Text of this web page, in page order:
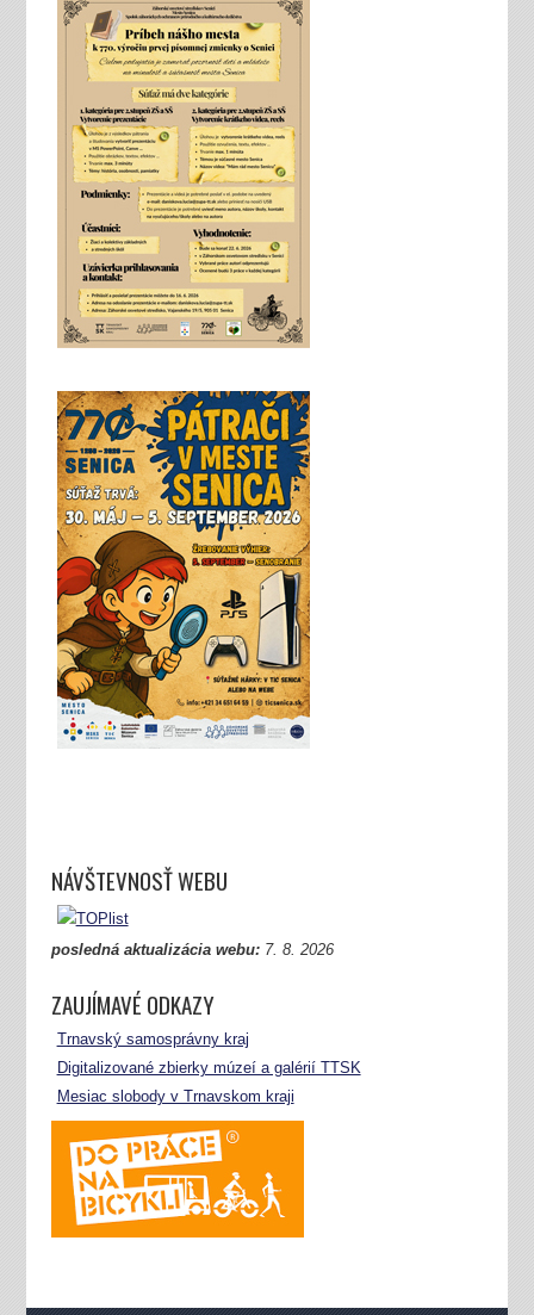
NÁVŠTEVNOSŤ WEBU
posledná aktualizácia webu:7. 8. 2026
ZAUJÍMAVÉ ODKAZY
Trnavský samosprávny kraj
Digitalizované zbierky múzeí a galérií TTSK
Mesiac slobody v Trnavskom kraji